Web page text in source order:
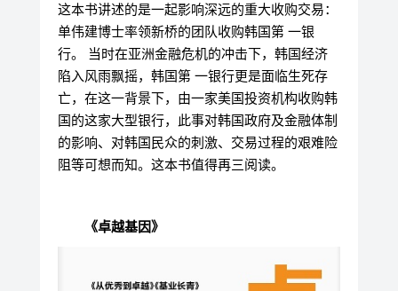
这本书讲述的是一起影响深远的重大收购交易：
单伟建博士率领新桥的团队收购韩国第 一银
行。 当时在亚洲金融危机的冲击下，韩国经济
陷入风雨飘摇，韩国第 一银行更是面临生死存
亡，在这一背景下，由一家美国投资机构收购韩
国的这家大型银行，此事对韩国政府及金融体制
的影响、对韩国民众的刺激、交易过程的艰难险
阻等可想而知。这本书值得再三阅读。
《卓越基因》